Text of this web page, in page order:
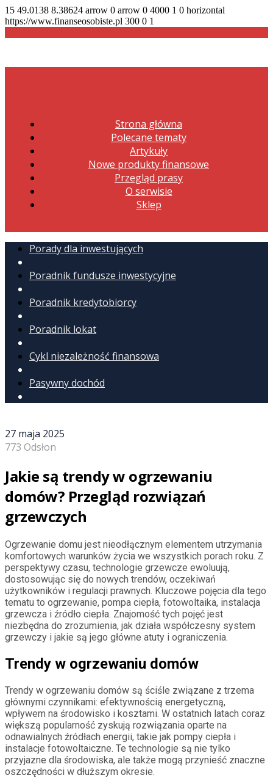
15 49.0138 8.38624 arrow 0 arrow 0 4000 1 0 horizontal
https://www.finanseosobiste.pl 300 0 1
Strona główna
Polecane tematy
Artykuły
Nowe produkty finansowe
Przegląd prasy
O serwisie
Sklep
Porady dla inwestujących
Poradnik fundusze inwestycyjne
Poradnik kredytobiorcy
Poradnik lokat
Cykl niezależność finansowa
Pasywny dochód
27 maja 2025
773 Odsłon
Jakie są trendy w ogrzewaniu
domów? Przegląd rozwiązań
grzewczych
Ogrzewanie domu jest nieodłącznym elementem utrzymania
komfortowych warunków życia we wszystkich porach roku. Z
perspektywy czasu, technologie grzewcze ewoluują,
dostosowując się do nowych trendów, oczekiwań
użytkowników i regulacji prawnych. Kluczowe pojęcia dla tego
tematu to ogrzewanie, pompa ciepła, fotowoltaika, instalacja
grzewcza i źródło ciepła. Znajomość tych pojęć jest
niezbędna do zrozumienia, jak działa współczesny system
grzewczy i jakie są jego główne atuty i ograniczenia.
Trendy w ogrzewaniu domów
Trendy w ogrzewaniu domów są ściśle związane z trzema
głównymi czynnikami: efektywnością energetyczną,
wpływem na środowisko i kosztami. W ostatnich latach coraz
większą popularność zyskują rozwiązania oparte na
odnawialnych źródłach energii, takie jak pompy ciepła i
instalacje fotowoltaiczne. Te technologie są nie tylko
przyjazne dla środowiska, ale także mogą przynieść znaczne
oszczędności w dłuższym okresie.